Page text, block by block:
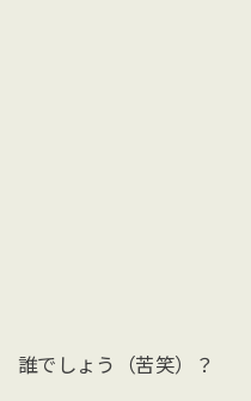
誰でしょう（苦笑）？